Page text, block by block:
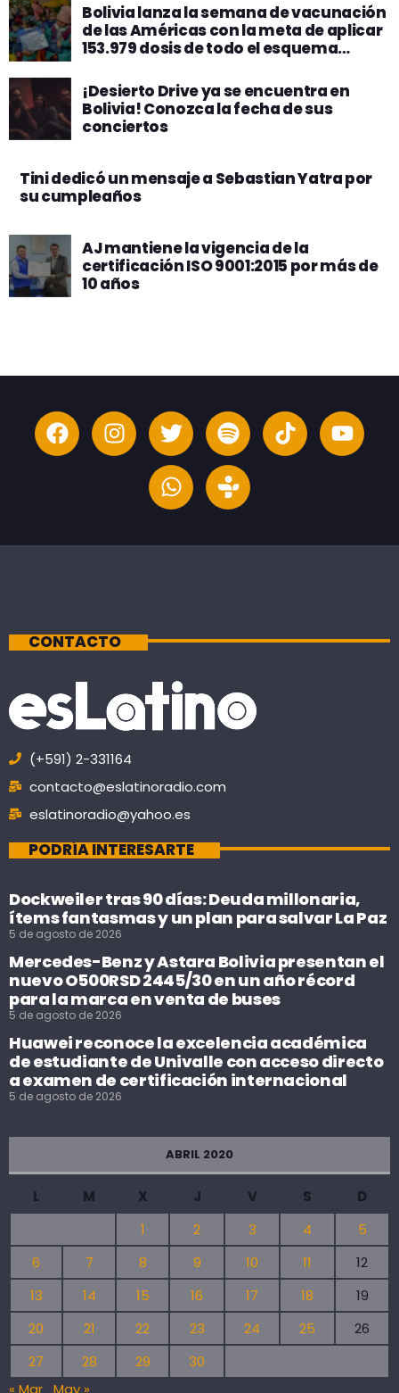
Bolivia lanza la semana de vacunación
de las Américas con la meta de aplicar
153.979 dosis de todo el esquema
¡Desierto Drive ya se encuentra en
Bolivia! Conozca la fecha de sus
conciertos
Tini dedicó un mensaje a Sebastian Yatra por
su cumpleaños
AJ mantiene la vigencia de la
certificación ISO 9001:2015 por más de
10 años
CONTACTO
(+591) 2-331164
contacto@eslatinoradio.com
eslatinoradio@yahoo.es
PODRÍA INTERESARTE
Dockweiler tras 90 días: Deuda millonaria,
ítems fantasmas y un plan para salvar La Paz
5 de agosto de 2026
Mercedes-Benz y Astara Bolivia presentan el
nuevo O500RSD 2445/30 en un año récord
para la marca en venta de buses
5 de agosto de 2026
Huawei reconoce la excelencia académica
de estudiante de Univalle con acceso directo
a examen de certificación internacional
5 de agosto de 2026
ABRIL 2020
L M X J V S
D
1
2 3 4
5
6
7 8 9 10 11
12
13
14 15 16 17 18
19
20
21 22 23 24 25
26
27
28 29
30
« Mar May »